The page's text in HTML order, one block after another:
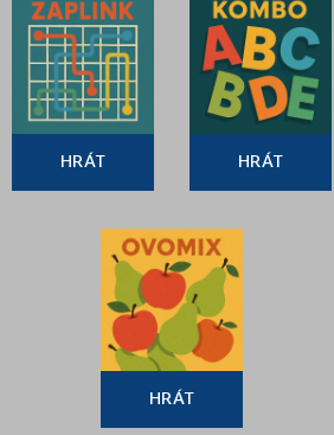
HRÁT HRÁT
HRÁT